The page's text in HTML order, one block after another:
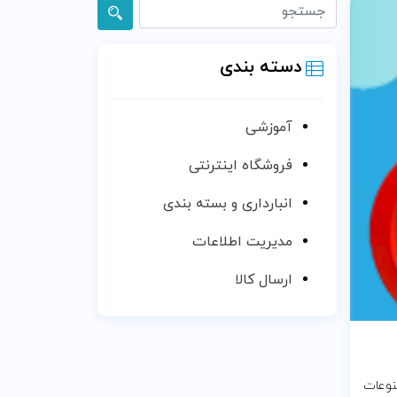
لیست ممنوعات
دسته بندی
آموزشی
فروشگاه اینترنتی
انبارداری و بسته بندی
مدیریت اطلاعات
ارسال کالا